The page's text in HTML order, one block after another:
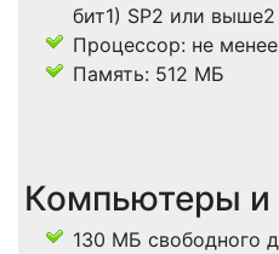
бит1) SP2 или выше2
Процессор: не
Память: 512 МБ
Компьютеры и
130 МБ свободного